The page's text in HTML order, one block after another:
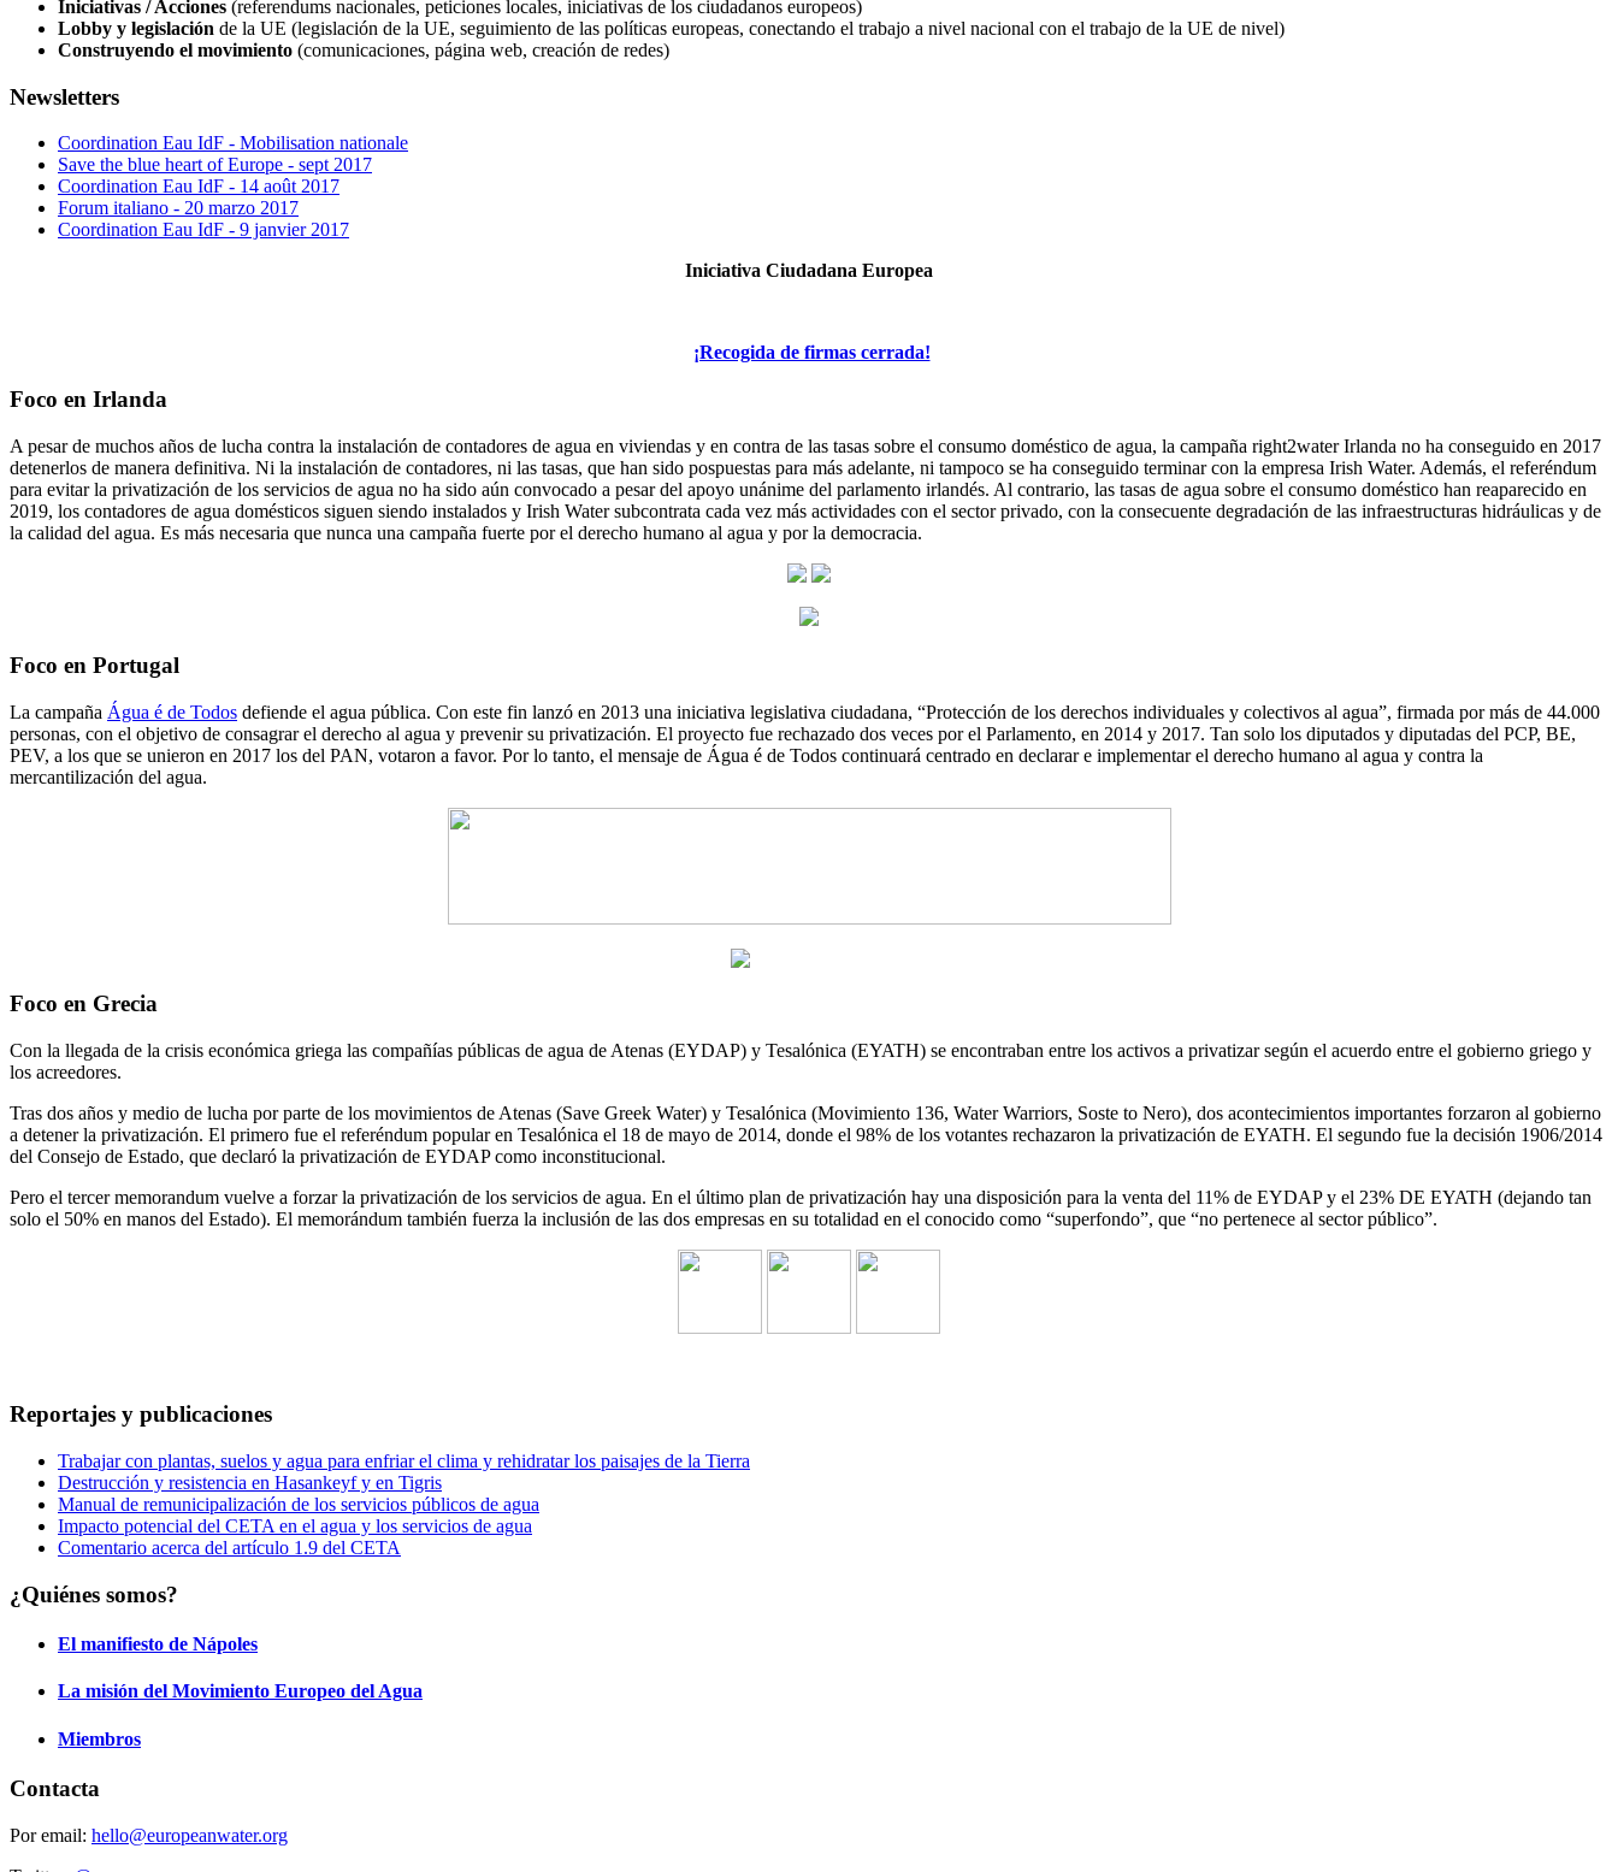
Iniciativas / Acciones (referendums nacionales, peticiones locales, iniciativas de los ciudadanos europeos)
Lobby y legislación de la UE (legislación de la UE, seguimiento de las políticas europeas, conectando el trabajo a nivel nacional con el trabajo de la UE de nivel)
Construyendo el movimiento (comunicaciones, página web, creación de redes)
Newsletters
Coordination Eau IdF - Mobilisation nationale
Save the blue heart of Europe - sept 2017
Coordination Eau IdF - 14 août 2017
Forum italiano - 20 marzo 2017
Coordination Eau IdF - 9 janvier 2017
Iniciativa Ciudadana Europea
¡Recogida de firmas cerrada!
Foco en Irlanda
A pesar de muchos años de lucha contra la instalación de contadores de agua en viviendas y en contra de las tasas sobre el consumo doméstico de agua, la campaña right2water Irlanda no ha conseguido en 2017
detenerlos de manera definitiva. Ni la instalación de contadores, ni las tasas, que han sido pospuestas para más adelante, ni tampoco se ha conseguido terminar con la empresa Irish Water. Además, el referéndum
para evitar la privatización de los servicios de agua no ha sido aún convocado a pesar del apoyo unánime del parlamento irlandés. Al contrario, las tasas de agua sobre el consumo doméstico han reaparecido en
2019, los contadores de agua domésticos siguen siendo instalados y Irish Water subcontrata cada vez más actividades con el sector privado, con la consecuente degradación de las infraestructuras hidráulicas y de
la calidad del agua. Es más necesaria que nunca una campaña fuerte por el derecho humano al agua y por la democracia.
Foco en Portugal
La campaña Água é de Todos defiende el agua pública. Con este fin lanzó en 2013 una iniciativa legislativa ciudadana, “Protección de los derechos individuales y colectivos al agua”, firmada por más de 44.000
personas, con el objetivo de consagrar el derecho al agua y prevenir su privatización. El proyecto fue rechazado dos veces por el Parlamento, en 2014 y 2017. Tan solo los diputados y diputadas del PCP, BE,
PEV, a los que se unieron en 2017 los del PAN, votaron a favor. Por lo tanto, el mensaje de Água é de Todos continuará centrado en declarar e implementar el derecho humano al agua y contra la
mercantilización del agua.
Foco en Grecia
Con la llegada de la crisis económica griega las compañías públicas de agua de Atenas (EYDAP) y Tesalónica (EYATH) se encontraban entre los activos a privatizar según el acuerdo entre el gobierno griego y
los acreedores.
Tras dos años y medio de lucha por parte de los movimientos de Atenas (Save Greek Water) y Tesalónica (Movimiento 136, Water Warriors, Soste to Nero), dos acontecimientos importantes forzaron al gobierno
a detener la privatización. El primero fue el referéndum popular en Tesalónica el 18 de mayo de 2014, donde el 98% de los votantes rechazaron la privatización de EYATH. El segundo fue la decisión 1906/2014
del Consejo de Estado, que declaró la privatización de EYDAP como inconstitucional.
Pero el tercer memorandum vuelve a forzar la privatización de los servicios de agua. En el último plan de privatización hay una disposición para la venta del 11% de EYDAP y el 23% DE EYATH (dejando tan
solo el 50% en manos del Estado). El memorándum también fuerza la inclusión de las dos empresas en su totalidad en el conocido como “superfondo”, que “no pertenece al sector público”.
Reportajes y publicaciones
Trabajar con plantas, suelos y agua para enfriar el clima y rehidratar los paisajes de la Tierra
Destrucción y resistencia en Hasankeyf y en Tigris
Manual de remunicipalización de los servicios públicos de agua
Impacto potencial del CETA en el agua y los servicios de agua
Comentario acerca del artículo 1.9 del CETA
¿Quiénes somos?
El manifiesto de Nápoles
La misión del Movimiento Europeo del Agua
Miembros
Contacta
Por email: hello@europeanwater.org